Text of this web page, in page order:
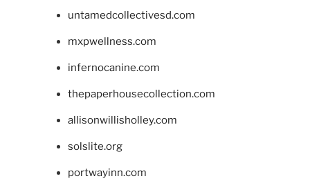
untamedcollectivesd.com
mxpwellness.com
infernocanine.com
thepaperhousecollection.com
allisonwillisholley.com
solslite.org
portwayinn.com